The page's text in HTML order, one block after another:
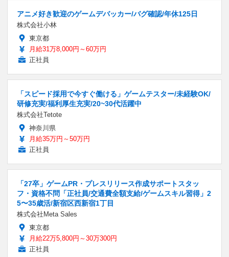
アニメ好き歓迎のゲームデバッカー/バグ確認/年休125日
株式会社小林
東京都
月給31万8,000円～60万円
正社員
「スピード採用で今すぐ働ける」ゲームテスター/未経験OK/
研修充実/福利厚生充実/20~30代活躍中
株式会社Tetote
神奈川県
月給35万円～50万円
正社員
「27卒」ゲームPR・プレスリリース作成サポートスタッ
フ・資格不問「正社員/交通費全額支給/ゲームスキル習得」2
5〜35歳活/新宿区西新宿1丁目
株式会社Meta Sales
東京都
月給22万5,800円～30万300円
正社員